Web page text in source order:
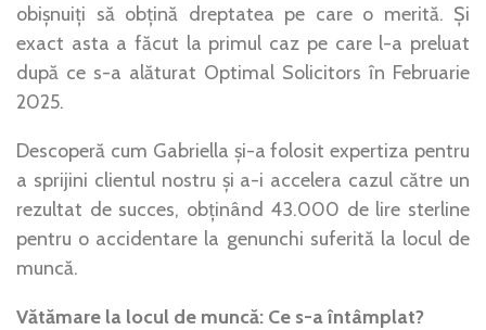
obișnuiți să obțină dreptatea pe care o merită. Și
exact asta a făcut la primul caz pe care l-a preluat
după ce s-a alăturat Optimal Solicitors în Februarie
2025.
Descoperă cum Gabriella și-a folosit expertiza pentru
a sprijini clientul nostru și a-i accelera cazul către un
rezultat de succes, obținând 43.000 de lire sterline
pentru o accidentare la genunchi suferită la locul de
muncă.
Vătămare la locul de muncă: Ce s-a întâmplat?